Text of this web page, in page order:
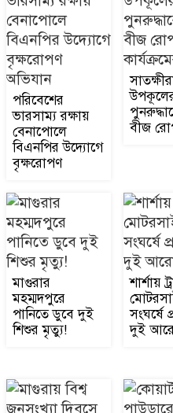
6
7
8
9
পরিবেশের
ভারসাম্য রক্ষায়
বেনাপোলে
বিএনপির উদ্যোগে
বৃক্ষরোপণ
বীজ
মাগুরার
মহম্মদপুরে
পানিতে ডুবে দুই
শিশুর মৃত্যু!
শার্শায়
সংঘর্ষে
দুই